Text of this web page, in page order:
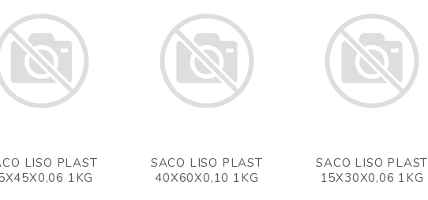
LISO PLAST
1KG
SACO LISO PLAST
40X60X0,10 1KG
SACO LISO PLAST
15X30X0,06 1KG